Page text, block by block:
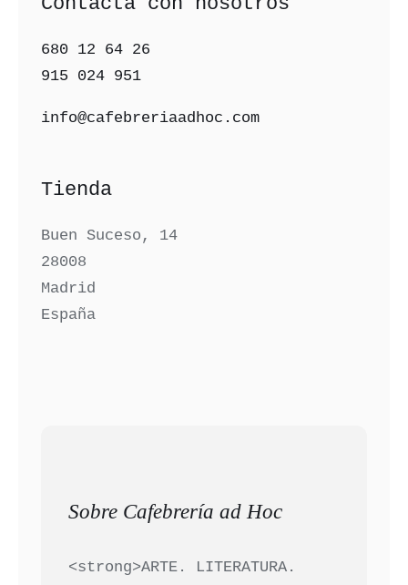
680 12 64 26‬
915 024 951‬
info@cafebreriaadhoc.com
Tienda
Buen Suceso, 14
28008
Madrid
España
Sobre Cafebrería ad Hoc
<strong>ARTE. LITERATURA.